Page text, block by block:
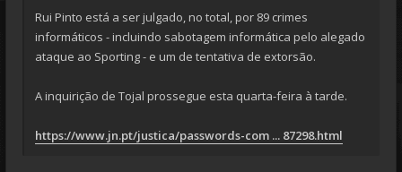
Rui Pinto está a ser julgado, no total, por 89 crimes
informáticos - incluindo sabotagem informática pelo alegado
ataque ao Sporting - e um de tentativa de extorsão.
A inquirição de Tojal prossegue esta quarta-feira à tarde.
https://www.jn.pt/justica/passwords-com ... 87298.html